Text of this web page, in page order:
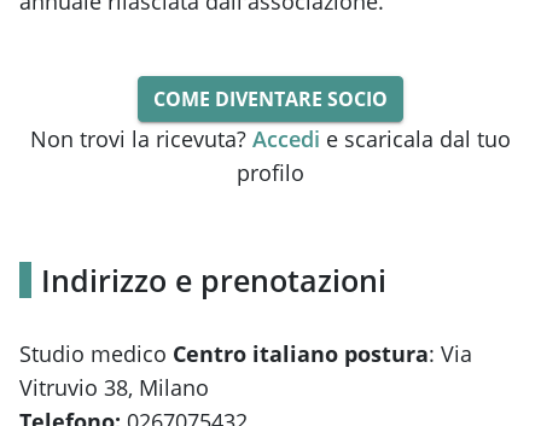
COME DIVENTARE SOCIO
Non trovi la ricevuta? Accedi e scaricala dal tuo
profilo
Indirizzo e prenotazioni
Studio medico Centro italiano postura: Via
Vitruvio 38, Milano